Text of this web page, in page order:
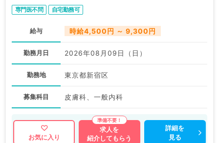
専門医不問 自宅勤務可
給与 時給4,500円 ～ 9,300円
勤務月日 2026年08月09日（日）
勤務地 東京都新宿区
募集科目 皮膚科、一般内科
お気に入り
求人を
紹介してもらう
詳細を
見る